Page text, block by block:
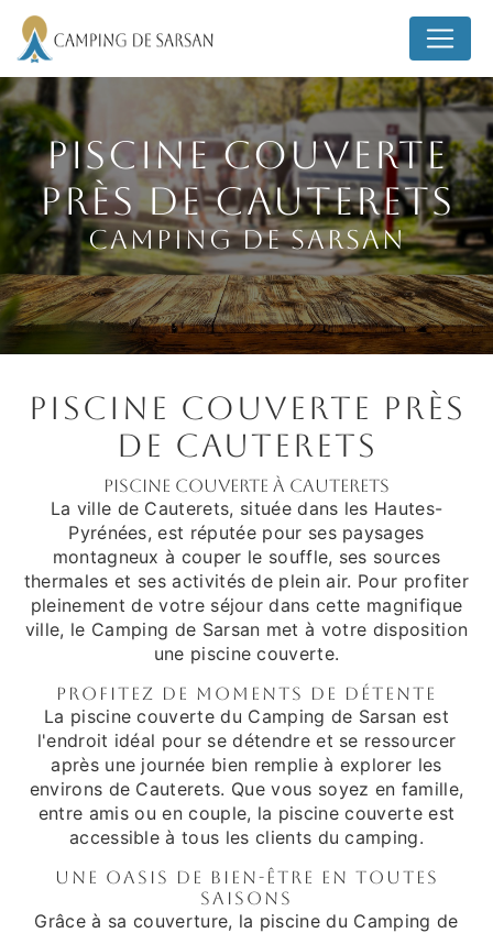
Piscine couverte
près de Cauterets
Camping de Sarsan
Piscine couverte près
de Cauterets
Piscine couverte à Cauterets
La ville de Cauterets, située dans les Hautes-
Pyrénées, est réputée pour ses paysages
montagneux à couper le souffle, ses sources
thermales et ses activités de plein air. Pour profiter
pleinement de votre séjour dans cette magnifique
ville, le Camping de Sarsan met à votre disposition
une piscine couverte.
Profitez de moments de détente
La piscine couverte du Camping de Sarsan est
l'endroit idéal pour se détendre et se ressourcer
après une journée bien remplie à explorer les
environs de Cauterets. Que vous soyez en famille,
entre amis ou en couple, la piscine couverte est
accessible à tous les clients du camping.
Une oasis de bien-être en toutes
saisons
Grâce à sa couverture, la piscine du Camping de
Panneau de gestion des cookies